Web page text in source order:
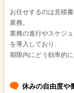
お任せするのは見積
業務。
業務の進行やスケジ
を導入しており、
期限内にどう効率的
休みの自由度や